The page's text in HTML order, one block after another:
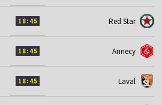
18:45 Red Star
18:45 Annecy
18:45 Laval